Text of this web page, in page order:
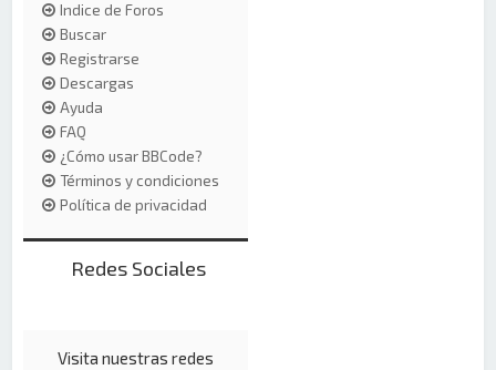
Indice de Foros
Buscar
Registrarse
Descargas
Ayuda
FAQ
¿Cómo usar BBCode?
Términos y condiciones
Política de privacidad
Redes Sociales
Visita nuestras redes